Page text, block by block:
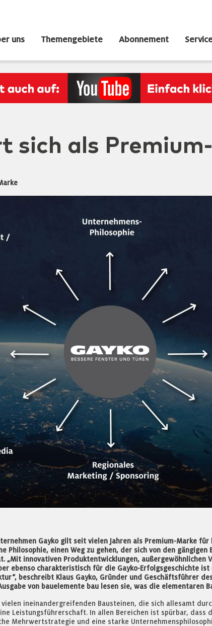
uns Themengebiete Abonnement
sich als
Gayko gilt seit vielen Jahren als Premium-Marke
Philosophie, einen Weg zu gehen, der sich von den
innovativen Produktentwicklungen, außergewöhnlichen
ebenso charakteristisch für die Gayko-Erfolgsgeschichte
beschreibt Klaus Gayko, Gründer und Geschäftsführer
von bauelemente bau lesen sie, was die
ineinandergreifenden Bausteinen, die sich allesamt
Leistungsführerschaft. In allen Bereichen ist spürbar, dass
Mehrwertstrategie und eine starke